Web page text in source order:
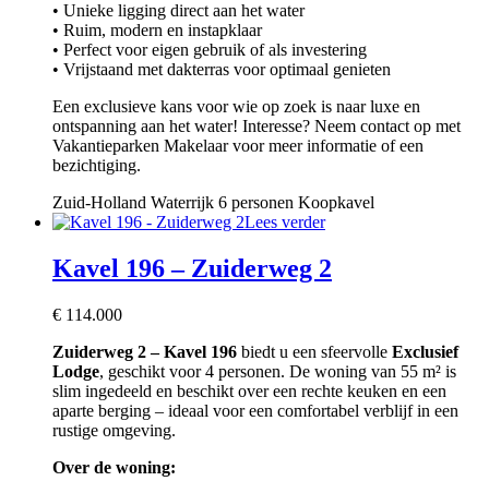
• Unieke ligging direct aan het water
• Ruim, modern en instapklaar
• Perfect voor eigen gebruik of als investering
• Vrijstaand met dakterras voor optimaal genieten
Een exclusieve kans voor wie op zoek is naar luxe en
ontspanning aan het water! Interesse? Neem contact op met
Vakantieparken Makelaar voor meer informatie of een
bezichtiging.
Zuid-Holland Waterrijk 6 personen Koopkavel
Lees verder
Kavel 196 – Zuiderweg 2
€ 114.000
Zuiderweg 2 – Kavel 196 biedt u een sfeervolle Exclusief
Lodge, geschikt voor 4 personen. De woning van 55 m² is
slim ingedeeld en beschikt over een rechte keuken en een
aparte berging – ideaal voor een comfortabel verblijf in een
rustige omgeving.
Over de woning: